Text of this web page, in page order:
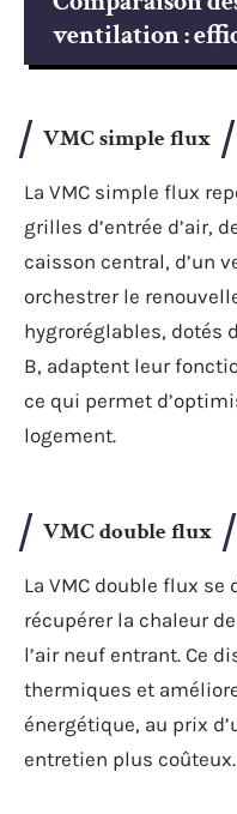
ventilation :
VMC simple flux
La VMC simple flux
grilles d’entrée d’air,
caisson central, d’un
orchestrer le
hygroréglables, dotés
B, adaptent leur
ce qui permet
logement.
VMC double flux
La VMC double flux
récupérer la chaleur
l’air neuf entrant. Ce
thermiques et
énergétique, au prix
entretien plus coûteux.